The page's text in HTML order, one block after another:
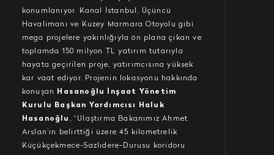
konumlanıyor. Kanal İstanbul, Üçüncü
Havalimanı ve Kuzey Marmara Otoyolu gibi
mega projelere yakınlığıyla ön plana çıkan ve
toplamda 150 milyon TL yatırım tutarıyla
hayata geçirilen proje, yatırımcısına yüksek
kar vaat ediyor. Projenin lokasyonu hakkında
konuşan
Hasanoğlu İnşaat Yönetim
Kurulu Başkan Yardımcısı Haluk
Hasanoğlu , “Ulaştırma Bakanımız Ahmet
Arslan’ın belirttiği üzere 45 kilometrelik
Küçükçekmece-Sazlıdere-Durusu koridoru